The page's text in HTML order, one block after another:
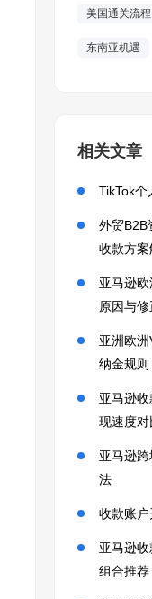
美国通关流程
东南亚机遇
相关文章
TikTok
外贸B2B
收款方案
亚马逊
原因与
亚洲欧
纳金规则
亚马逊收
现速度对
亚马逊
法
收款账
亚马逊
组合推荐